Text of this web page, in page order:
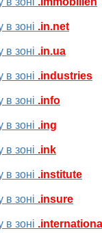
зоні .in.net
зоні .in.ua
зоні .industries
зоні .info
зоні .ing
зоні .ink
зоні .institute
зоні .insure
зоні